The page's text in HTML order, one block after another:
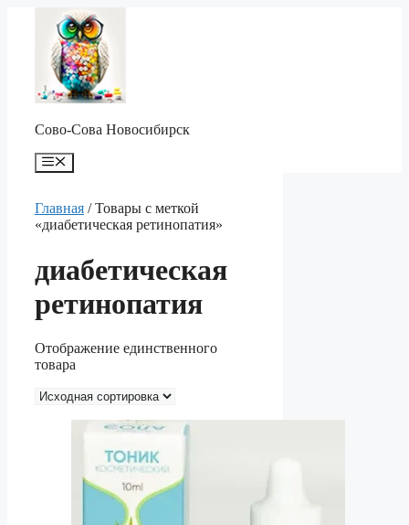
содержимому
Сово-Сова Новосибирск
Меню
Главная / Товары с меткой
«диабетическая ретинопатия»
диабетическая
ретинопатия
Отображение единственного
товара